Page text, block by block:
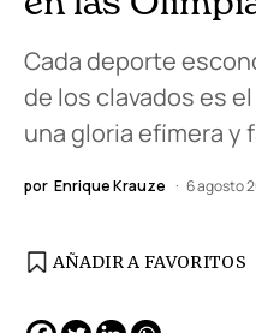
Cada deporte
de los clavados es
una gloria efímera y
por Enrique Krauze 6 agosto
AÑADIR A FAVORITOS